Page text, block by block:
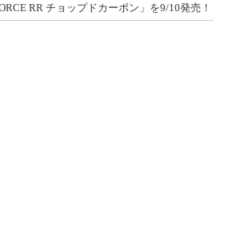
RR チョップドカーボン」を9/10発売！